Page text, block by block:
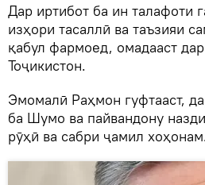
Дар иртибот ба ин талафоти
изҳори тасаллӣ ва таъзияи
қабул фармоед, омадааст
Тоҷикистон.
Эмомалӣ Раҳмон гуфтааст,
ба Шумо ва пайвандону
рӯҳӣ ва сабри ҷамил